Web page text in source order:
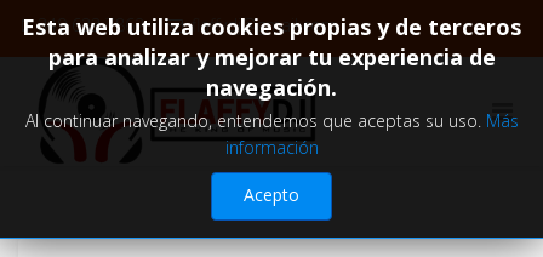
349 633 7862 flaffydj@gmail.com
Esta web utiliza cookies propias y de terceros
para analizar y mejorar tu experiencia de
navegación.
Al continuar navegando, entendemos que aceptas su uso. Más
información
Acepto